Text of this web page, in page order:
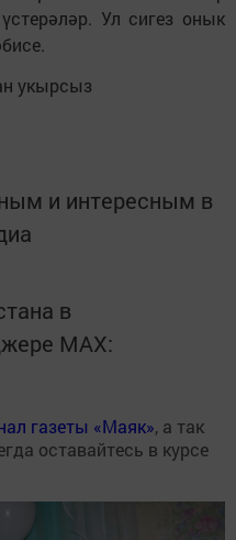
Ул сигез онык
укырсыз
и интересным в
в
MАХ:
газеты «Маяк», а так
оставайтесь в курсе